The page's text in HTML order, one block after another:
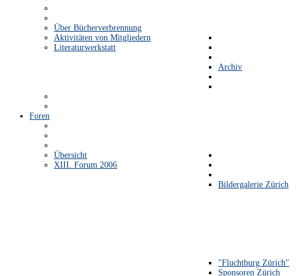
Über Bücherverbrennung
Aktivitäten von Mitgliedern
Literaturwerkstatt
Archiv
Foren
Übersicht
XIII. Forum 2006
Bildergalerie Zürich
"Fluchtburg Zürich"
Sponsoren Zürich